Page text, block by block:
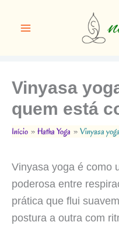
Vinyasa
quem está
Início Hatha Yoga Vinyasa
Vinyasa yoga é como
poderosa entre
prática que flui
postura a outra com